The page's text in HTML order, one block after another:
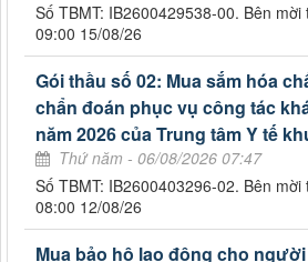
Số TBMT: IB2600429538-00. Bên
09:00 15/08/26
Gói thầu số 02: Mua sắm hóa
chẩn đoán phục vụ công tác
năm 2026 của Trung tâm Y tế
Thứ năm - 06/08/2026 07:47
Số TBMT: IB2600403296-02. Bên
08:00 12/08/26
Mua bảo hộ lao động cho